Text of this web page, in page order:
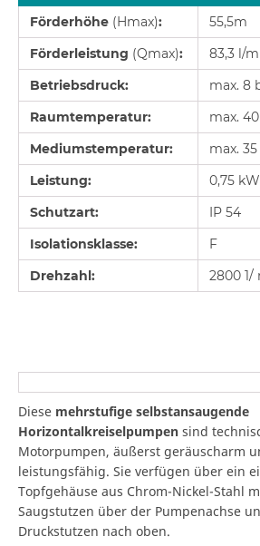
Förderhöhe (Hmax):
55,5m
Förderleistung (Qmax):
83,3 l/
Betriebsdruck:
max. 8
Raumtemperatur:
max.
Mediumstemperatur:
max. 35
Leistung:
0,75 kW
Schutzart:
IP 54
Isolationsklasse:
F
Drehzahl:
2800 1/
Diese mehrstufige selbstansaugende
Horizontalkreiselpumpen sind
Motorpumpen, äußerst geräuscharm
leistungsfähig. Sie verfügen über ein
Topfgehäuse aus Chrom-Nickel-Stahl
Saugstutzen über der Pumpenachse
Druckstutzen nach oben.